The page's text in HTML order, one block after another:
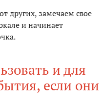
других, замечаем свое
и начинает
и для
если они